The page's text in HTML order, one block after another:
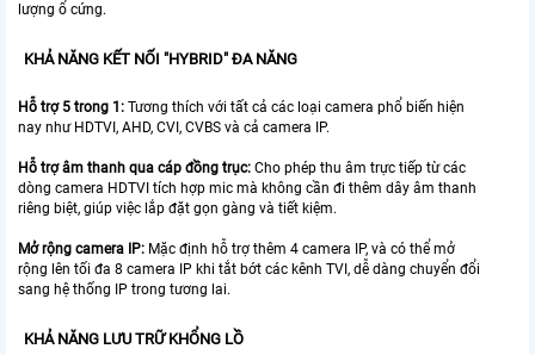
lượng ổ cứng.
KHẢ NĂNG KẾT NỐI "HYBRID" ĐA NĂNG
Hỗ trợ 5 trong 1: Tương thích với tất cả các loại camera phổ biến hiện
nay như HDTVI, AHD, CVI, CVBS và cả camera IP.
Hỗ trợ âm thanh qua cáp đồng trục: Cho phép thu âm trực tiếp từ các
dòng camera HDTVI tích hợp mic mà không cần đi thêm dây âm thanh
riêng biệt, giúp việc lắp đặt gọn gàng và tiết kiệm.
Mở rộng camera IP: Mặc định hỗ trợ thêm 4 camera IP, và có thể mở
rộng lên tối đa 8 camera IP khi tắt bớt các kênh TVI, dễ dàng chuyển đổi
sang hệ thống IP trong tương lai.
KHẢ NĂNG LƯU TRỮ KHỔNG LỒ